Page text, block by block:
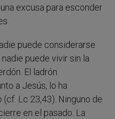
excusa para esconder
puede considerarse
puede vivir sin la
El ladrón
a Jesús, lo ha
Lc 23,43). Ninguno de
en el pasado. La